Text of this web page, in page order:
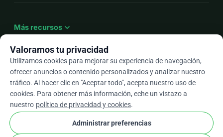
Más recursos expand_more
Esarrow_drop_down
★★★★★4,9 / 5 según más de 500 reseñas
Valoramos tu privacidad
Utilizamos cookies para mejorar su experiencia de navegación,
ofrecer anuncios o contenido personalizados y analizar nuestro
tráfico. Al hacer clic en "Aceptar todo", acepta nuestro uso de
cookies. Para obtener más información, eche un vistazo a
nuestro política de privacidad y cookies.
Administrar preferencias